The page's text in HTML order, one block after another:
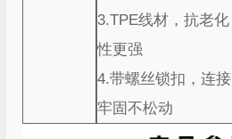
3.TPE线材，抗老化
性更强
4.带螺丝锁扣，连接
牢固不松动